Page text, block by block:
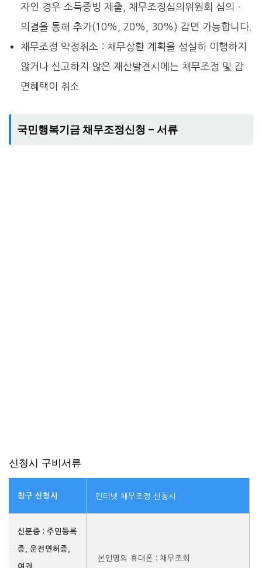
자인 경우 소득증빙 제출, 채무조정심의위원회 심의ㆍ
의결을 통해 추가(10%, 20%, 30%) 감면 가능합니다.
채무조정 약정취소 : 채무상환 계획을 성실히 이행하지
않거나 신고하지 않은 재산발견시에는 채무조정 및 감
면혜택이 취소
국민행복기금 채무조정신청 – 서류
신청시 구비서류
창구 신청시 인터넷 채무조정 신청시
신분증 : 주민등록
증, 운전면허증,
여권,
본인명의 휴대폰 : 채무조회